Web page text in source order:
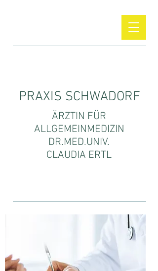
PRAXIS SCHWADORF
ÄRZTIN FÜR
ALLGEMEINMEDIZIN
DR.MED.UNIV.
CLAUDIA ERTL